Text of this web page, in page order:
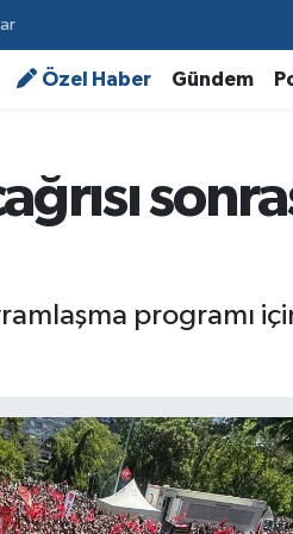
Özel Haber Gündem
programı